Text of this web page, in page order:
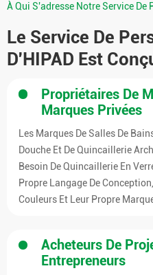
À Qui S'adresse Notre Service De
Le Service De
D'HIPAD Est
Propriétaires De
Marques Privées
Les Marques De Salles De
Douche Et De Quincaillerie
Besoin De Quincaillerie En
Propre Langage De
Couleurs Et Leur Propre
Acheteurs De
Entrepreneurs